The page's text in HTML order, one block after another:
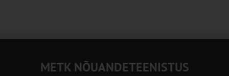
METK NÕUANDETEENISTUS